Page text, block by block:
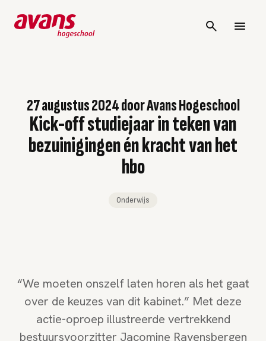
27 augustus 2024doorAvans Hogeschool
Kick-off studiejaar in teken van
bezuinigingen én kracht van het
hbo
Onderwijs
“We moeten onszelf laten horen als het gaat
over de keuzes van dit kabinet.” Met deze
actie-oproep illustreerde vertrekkend
bestuursvoorzitter Jacomine Ravensbergen